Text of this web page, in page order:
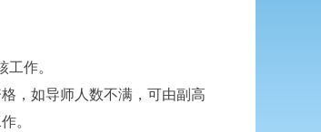
作。
，如导师人数不满，可由副高
。